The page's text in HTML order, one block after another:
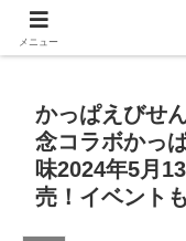
飲食店キャンペーン
かっぱえびせ
念コラボかっ
味2024年5月
売！イベントも
メニュー